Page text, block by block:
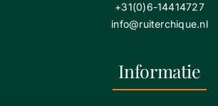
+31(0)6-14414727
info@ruiterchique.nl
Informatie